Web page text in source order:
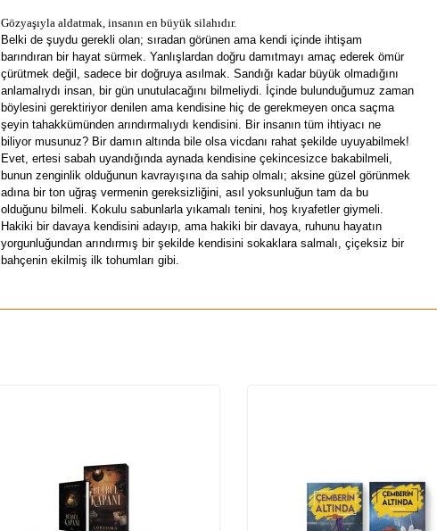
Gözyaşıyla aldatmak, insanın en büyük silahıdır.
Belki de şuydu gerekli olan; sıradan görünen ama kendi içinde ihtişam
barındıran bir hayat sürmek. Yanlışlardan doğru damıtmayı amaç ederek ömür
çürütmek değil, sadece bir doğruya asılmak. Sandığı kadar büyük olmadığını
anlamalıydı insan, bir gün unutulacağını bilmeliydi. İçinde bulunduğumuz zaman
böylesini gerektiriyor denilen ama kendisine hiç de gerekmeyen onca saçma
şeyin tahakkümünden arındırmalıydı kendisini. Bir insanın tüm ihtiyacı ne
biliyor musunuz? Bir damın altında bile olsa vicdanı rahat şekilde uyuyabilmek!
Evet, ertesi sabah uyandığında aynada kendisine çekincesizce bakabilmeli,
bunun zenginlik olduğunun kavrayışına da sahip olmalı; aksine güzel görünmek
adına bir ton uğraş vermenin gereksizliğini, asıl yoksunluğun tam da bu
olduğunu bilmeli. Kokulu sabunlarla yıkamalı tenini, hoş kıyafetler giymeli.
Hakiki bir davaya kendisini adayıp, ama hakiki bir davaya, ruhunu hayatın
yorgunluğundan arındırmış bir şekilde kendisini sokaklara salmalı, çiçeksiz bir
bahçenin ekilmiş ilk tohumları gibi.